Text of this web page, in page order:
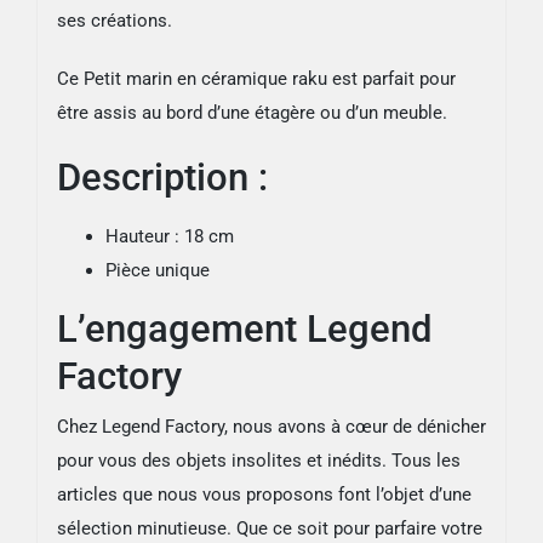
ses créations.
Ce Petit marin en céramique raku est parfait pour
être assis au bord d’une étagère ou d’un meuble.
Description :
Hauteur : 18 cm
Pièce unique
L’engagement Legend
Factory
Chez Legend Factory, nous avons à cœur de dénicher
pour vous des objets insolites et inédits. Tous les
articles que nous vous proposons font l’objet d’une
sélection minutieuse. Que ce soit pour parfaire votre